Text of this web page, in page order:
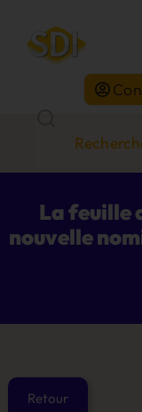
La feuille
nouvelle